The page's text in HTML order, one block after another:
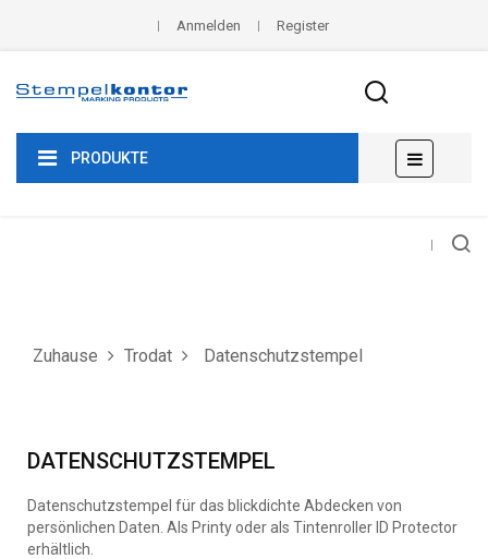
Anmelden Register
PRODUKTE
der
☰
Zuhause Trodat Datenschutzstempel
DATENSCHUTZSTEMPEL
Datenschutzstempel für das blickdichte Abdecken von
persönlichen Daten. Als Printy oder als Tintenroller ID Protector
erhältlich.